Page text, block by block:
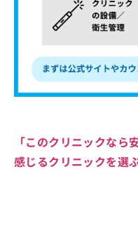
「このクリニックなら
感じるクリニックを選